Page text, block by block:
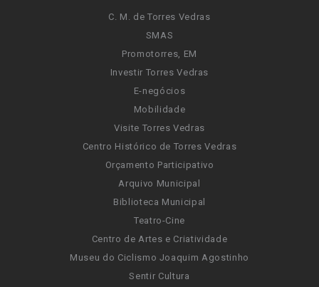
C. M. de Torres Vedras
SMAS
Promotorres, EM
Investir Torres Vedras
E-negócios
Mobilidade
Visite Torres Vedras
Centro Histórico de Torres Vedras
Orçamento Participativo
Arquivo Municipal
Biblioteca Municipal
Teatro-Cine
Centro de Artes e Criatividade
Museu do Ciclismo Joaquim Agostinho
Sentir Cultura